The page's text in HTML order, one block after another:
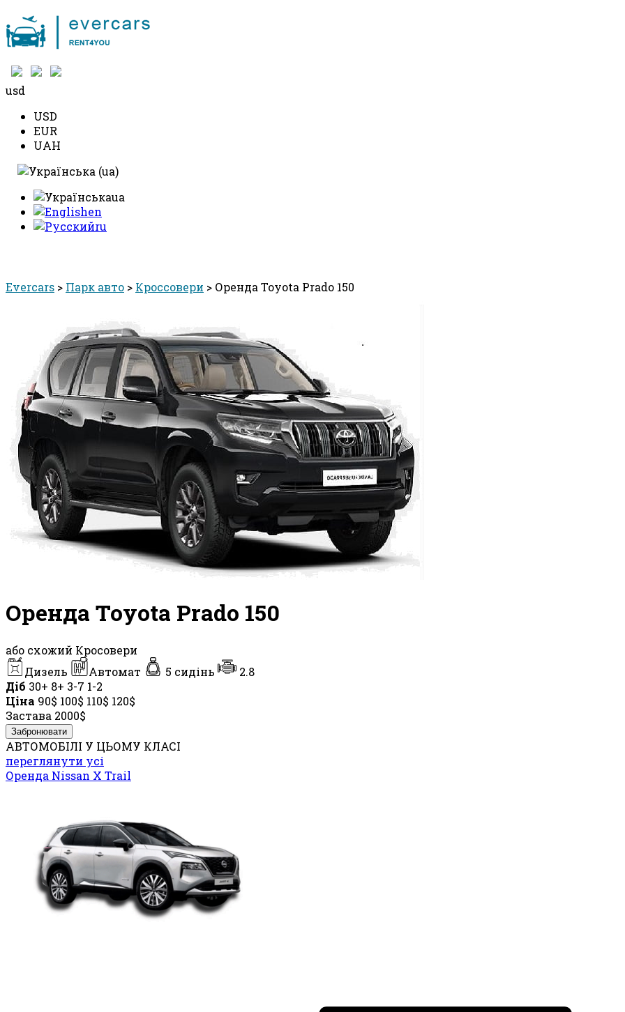
usd
USD
EUR
UAH
ua
en
ru
Evercars > Парк авто > Кроссовери > Оренда Toyota Prado 150
Оренда Toyota Prado 150
або схожий Кросовери
Дизель
Автомат 5 сидінь
2.8
Діб 30+ 8+ 3-7 1-2
Ціна 90$ 100$ 110$ 120$
Застава 2000$
Забронювати
АВТОМОБІЛІ У ЦЬОМУ КЛАСІ
переглянути усі
Оренда Nissan X Trail